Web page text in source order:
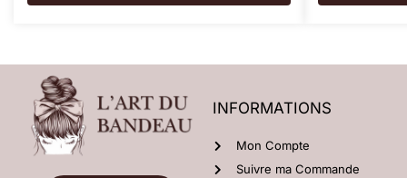
INFORMATIONS
Mon Compte
Suivre ma Commande